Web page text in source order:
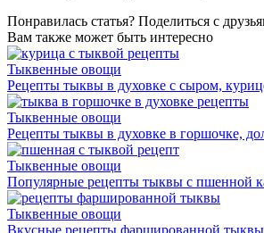
Понравилась статья? Поделиться с
Вам также может быть интересно
Тыквенные овощи
Рецепты тыквы в духовке с сыром,
Тыквенные овощи
Рецепты тыквы в духовке в горшочке,
Тыквенные овощи
Популярные рецепты тыквы с пшенной
Тыквенные овощи